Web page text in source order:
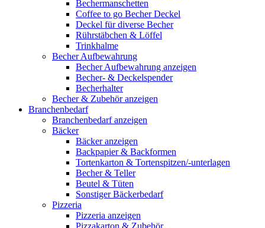
Bechermanschetten
Coffee to go Becher Deckel
Deckel für diverse Becher
Rührstäbchen & Löffel
Trinkhalme
Becher Aufbewahrung
Becher Aufbewahrung anzeigen
Becher- & Deckelspender
Becherhalter
Becher & Zubehör anzeigen
Branchenbedarf
Branchenbedarf anzeigen
Bäcker
Bäcker anzeigen
Backpapier & Backformen
Tortenkarton & Tortenspitzen/-unterlagen
Becher & Teller
Beutel & Tüten
Sonstiger Bäckerbedarf
Pizzeria
Pizzeria anzeigen
Pizzakarton & Zubehör